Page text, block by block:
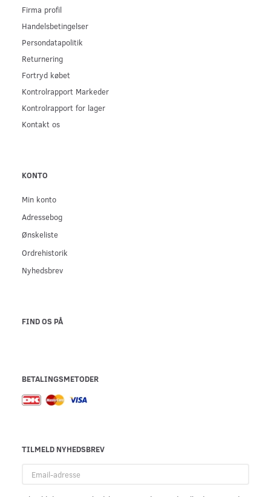
Firma profil
Handelsbetingelser
Persondatapolitik
Returnering
Fortryd købet
Kontrolrapport Markeder
Kontrolrapport for lager
Kontakt os
KONTO
Min konto
Adressebog
Ønskeliste
Ordrehistorik
Nyhedsbrev
FIND OS PÅ
BETALINGSMETODER
TILMELD NYHEDSBREV
adresse